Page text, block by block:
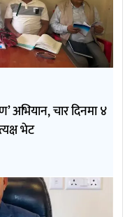
अभियान, चार दिनमा ४
भेट